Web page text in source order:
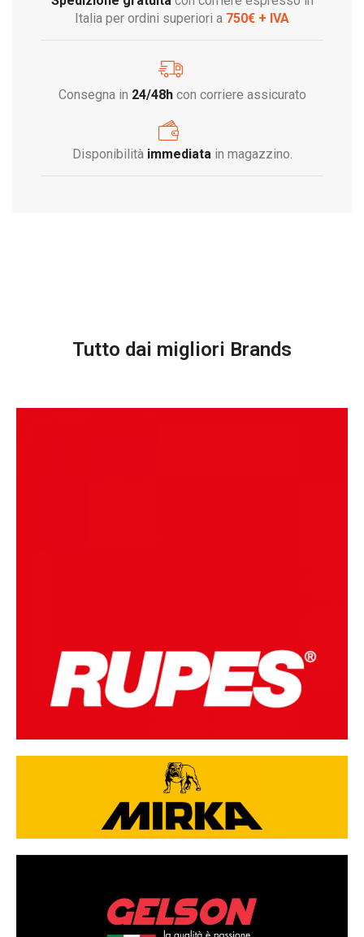
Italia per ordini superiori a 750€ + IVA
Consegna in 24/48hcon corriere assicurato
Disponibilità immediatain magazzino.
Tutto dai migliori Brands